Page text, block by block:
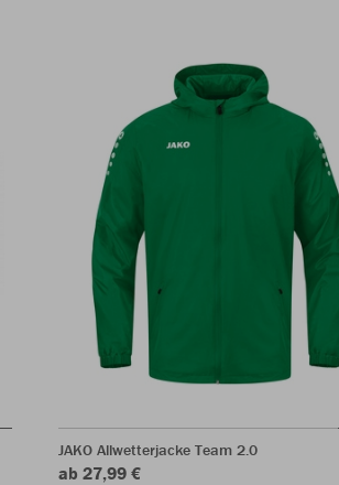
JAKO Allwetterjacke Team 2.0
ab 27,99 €